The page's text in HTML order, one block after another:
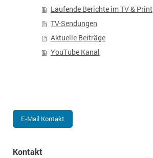
Laufende Berichte im TV & Print
TV-Sendungen
Aktuelle Beiträge
YouTube Kanal
E-Mail Kontakt
Kontakt